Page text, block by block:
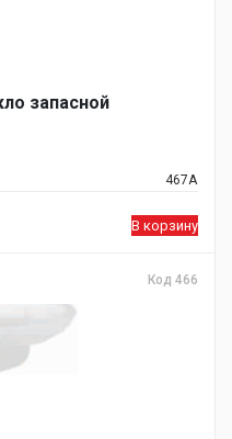
запасной
467A
В корзину
Код 466